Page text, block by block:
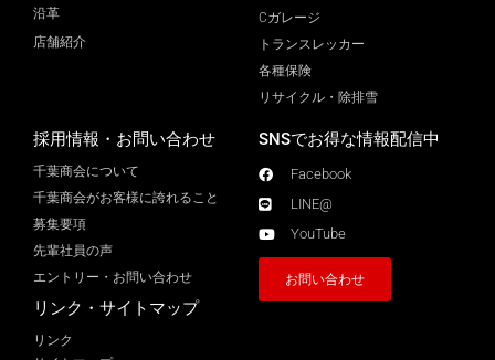
沿革
店舗紹介
Cガレージ
トランスレッカー
各種保険
リサイクル・除排雪
採用情報・お問い合わせ
千葉商会について
千葉商会がお客様に誇れること​
募集要項
先輩社員の声
エントリー・お問い合わせ
リンク・サイトマップ
リンク
SNSでお得な情報配信中
Facebook
LINE@
YouTube
お問い合わせ